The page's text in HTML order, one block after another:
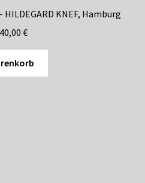
HILDEGARD KNEF, Hamburg
€